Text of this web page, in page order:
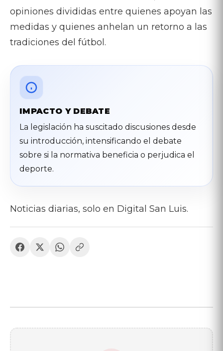
opiniones divididas entre quienes apoyan las
medidas y quienes anhelan un retorno a las
tradiciones del fútbol.
IMPACTO Y DEBATE
La legislación ha suscitado discusiones desde
su introducción, intensificando el debate
sobre si la normativa beneficia o perjudica el
deporte.
Noticias diarias, solo en Digital San Luis.